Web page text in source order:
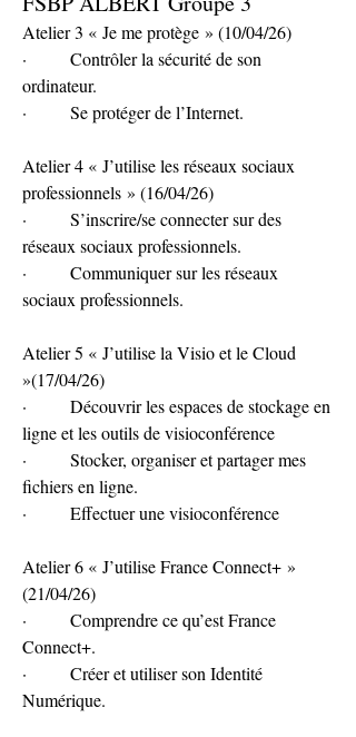
Atelier 3 « Je me protège » (10/04/26)
·        Contrôler la sécurité de son
ordinateur.
·        Se protéger de l’Internet.
Atelier 4 « J’utilise les réseaux sociaux
professionnels » (16/04/26)
·        S’inscrire/se connecter sur des
réseaux sociaux professionnels.
·        Communiquer sur les réseaux
sociaux professionnels.
Atelier 5 « J’utilise la Visio et le Cloud
»(17/04/26)
·        Découvrir les espaces de stockage en
ligne et les outils de visioconférence
·        Stocker, organiser et partager mes
fichiers en ligne.
·        Effectuer une visioconférence
Atelier 6 « J’utilise France Connect+ »
(21/04/26)
·        Comprendre ce qu’est France
Connect+.
·        Créer et utiliser son Identité
Numérique.